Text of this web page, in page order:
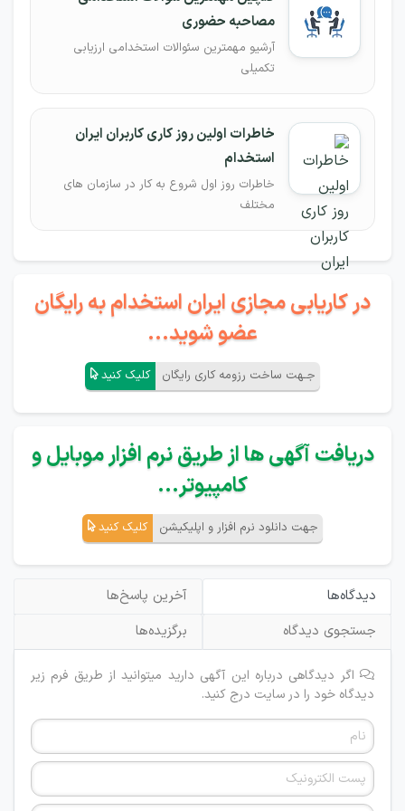
مصاحبه حضوری
آرشیو مهمترین سئوالات استخدامی ارزیابی
تکمیلی
خاطرات اولین روز کاری کاربران ایران
استخدام
خاطرات روز اول شروع به کار در سازمان های
مختلف
در کاریابی مجازی ایران استخدام به رایگان
عضو شوید...
جـهت ساخت رزومه کاری رایگان کلیک کنید
دریافت آگهی ها از طریق نرم افزار موبایل و
کامپیوتر...
جهت دانلود نرم افزار و اپلیکیشن کلیک کنید
دیدگاه‌ها
آخرین پاسخ‌ها
جستجوی دیدگاه
برگزیده‌ها
اگر دیدگاهی درباره این آگهی دارید میتوانید از طریق فرم زیر
دیدگاه خود را در سایت درج کنید.